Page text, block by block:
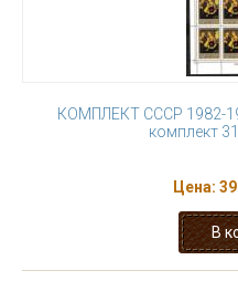
КОМПЛЕКТ СССР 1982-
комплект
Цена: